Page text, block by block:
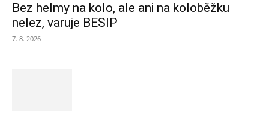
Bez helmy na kolo, ale ani na koloběžku
nelez, varuje BESIP
7. 8. 2026